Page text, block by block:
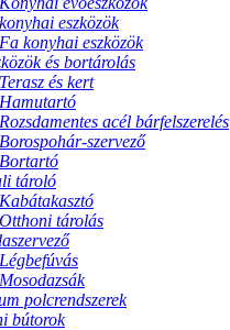
konyhai eszközök
Fa konyhai eszközök
és bortárolás
Terasz és kert
Hamutartó
Rozsdamentes acél bárfelszerelés
Borospohár-szervező
Bortartó
tároló
Kabátakasztó
Otthoni tárolás
Légbefúvás
Mosodazsák
polcrendszerek
bútorok